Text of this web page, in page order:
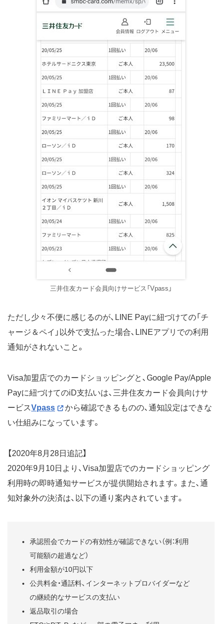
三井住友カード会員向けサービス「Vpass」
ただし少々不便に感じるのが、LINE Payに紐づけての「チ
ャージ＆ペイ」以外で支払った場合、LINEアプリでの利用
通知がされないこと。
Visa加盟店でのカードショッピングと、Google Pay/Apple
Payに紐づけてのiD支払いは、三井住友カード会員向けサ
ービスVpass
から確認できるものの、通知設定はできな
い仕組みになっています。
【2020年8月28日追記】
2020年9月10日より、Visa加盟店でのカードショッピング
利用時の即時通知サービスが提供開始されます。また、通
知対象外の決済は、以下の通り案内されています。
承認照会でカードの有効性が確認できない（例：利用
可能額の超過など）
利用金額が10円以下
公共料金・通話料、インターネットプロバイダーなど
の継続的なサービスの支払い
返品取引の場合